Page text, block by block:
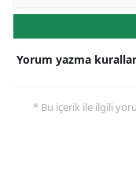
Yorum yazma
* Bu içerik ile ilgili